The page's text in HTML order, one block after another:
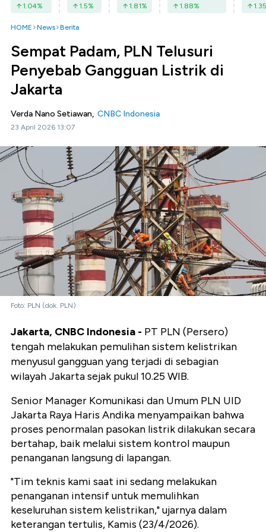
1.04% 1.5% 1.81% 1.88% 1.35
HOME News Berita
Sempat Padam, PLN Telusuri
Penyebab Gangguan Listrik di
Jakarta
Verda Nano Setiawan, CNBC Indonesia
23 April 2026 13:07
Foto: PLN (dok. PLN)
Jakarta, CNBC Indonesia - PT PLN (Persero)
tengah melakukan pemulihan sistem kelistrikan
menyusul gangguan yang terjadi di sebagian
wilayah Jakarta sejak pukul 10.25 WIB.
Senior Manager Komunikasi dan Umum PLN UID
Jakarta Raya Haris Andika menyampaikan bahwa
proses penormalan pasokan listrik dilakukan secara
bertahap, baik melalui sistem kontrol maupun
penanganan langsung di lapangan.
"Tim teknis kami saat ini sedang melakukan
penanganan intensif untuk memulihkan
keseluruhan sistem kelistrikan," ujarnya dalam
keterangan tertulis, Kamis (23/4/2026).